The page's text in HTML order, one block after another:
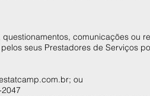
comunicações ou
seus Prestadores de Serviços
; ou